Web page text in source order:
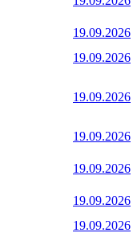
19.09.2026
19.09.2026
19.09.2026
19.09.2026
19.09.2026
19.09.2026
19.09.2026